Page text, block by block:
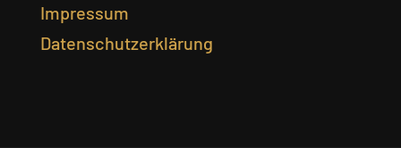
Impressum
Datenschutzerklärung